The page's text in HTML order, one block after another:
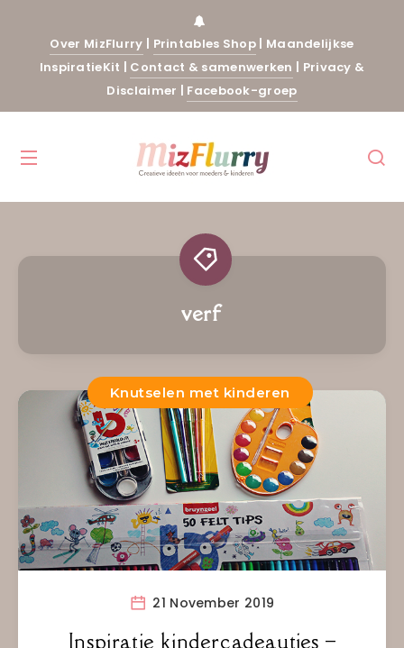
Over MizFlurry | Printables Shop | Maandelijkse
InspiratieKit | Contact & samenwerken | Privacy &
Disclaimer | Facebook-groep
verf
Knutselen met kinderen
21 November 2019
Inspiratie kindercadeautjes –